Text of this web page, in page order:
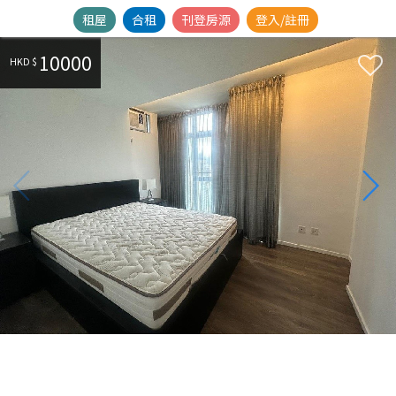
租屋 合租 刊登房源 登入/註冊
HKD $ 10000